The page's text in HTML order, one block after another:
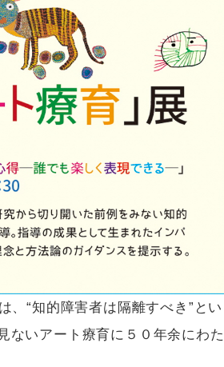
、“知的障害者は隔離すべき”とい
ないアート療育に５０年余にわた